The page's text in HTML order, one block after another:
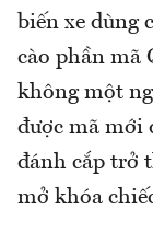
biến xe dùng
cào phần mã
không một
được mã mới
đánh cắp trở
mở khóa